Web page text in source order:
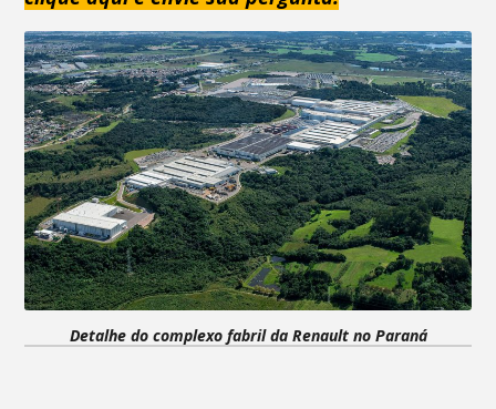
Detalhe do complexo fabril da Renault no Paraná